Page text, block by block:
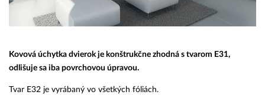
Kovová úchytka dvierok je konštrukčne zhodná s tvarom E31,
odlišuje sa iba povrchovou úpravou.
Tvar E32 je vyrábaný vo všetkých fóliách.